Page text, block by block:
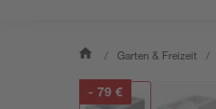
/ Garten & Freizeit /
- 79 €